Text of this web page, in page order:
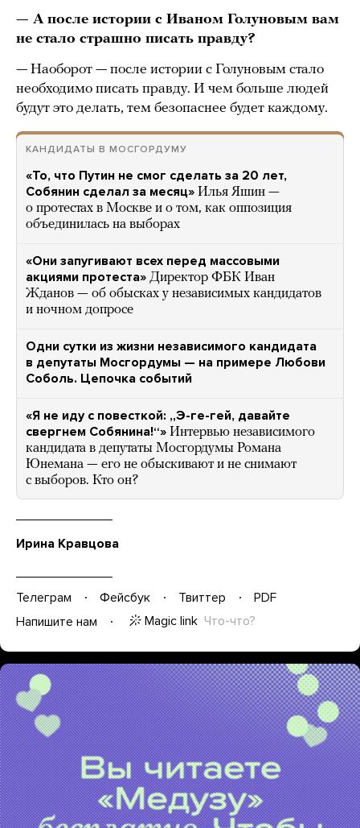
— А после истории с Иваном Голуновым вам
не стало страшно писать правду?
— Наоборот — после истории с Голуновым стало
необходимо писать правду. И чем больше людей
будут это делать, тем безопаснее будет каждому.
КАНДИДАТЫ В МОСГОРДУМУ
«То, что Путин не смог сделать за 20 лет,
Собянин сделал за месяц» Илья Яшин —
о протестах в Москве и о том, как оппозиция
объединилась на выборах
«Они запугивают всех перед массовыми
акциями протеста» Директор ФБК Иван
Жданов — об обысках у независимых кандидатов
и ночном допросе
Одни сутки из жизни независимого кандидата
в депутаты Мосгордумы — на примере Любови
Соболь. Цепочка событий
«Я не иду с повесткой: „Э-ге-гей, давайте
свергнем Собянина!“» Интервью независимого
кандидата в депутаты Мосгордумы Романа
Юнемана — его не обыскивают и не снимают
с выборов. Кто он?
Ирина Кравцова
Телеграм Фейсбук Твиттер
PDF
Напишите нам
Magic link Что-что?